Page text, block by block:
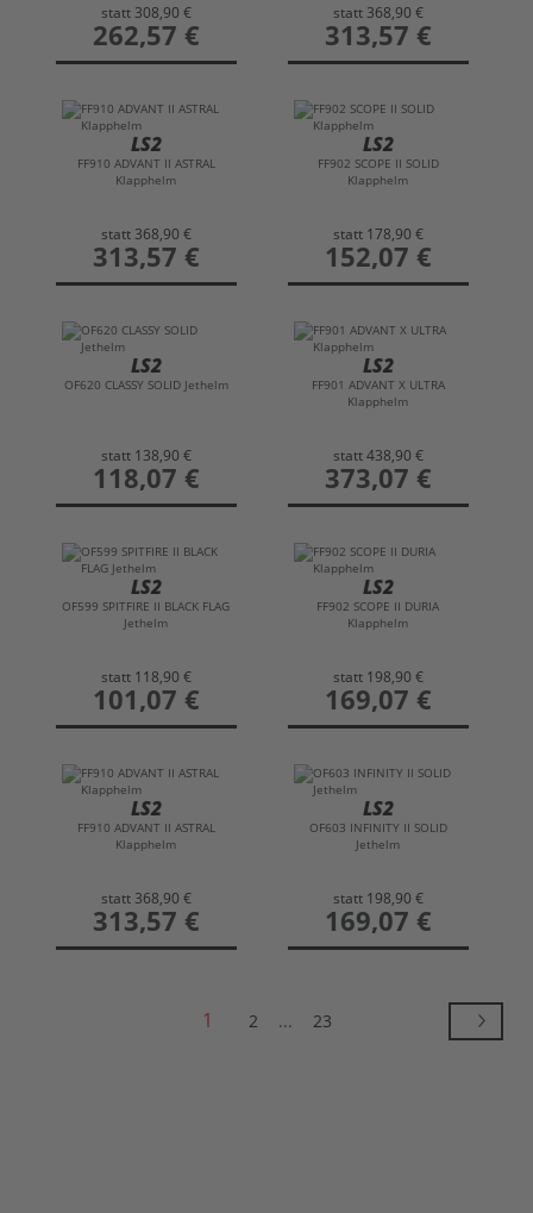
statt 308,90 €
preis
262,57 €
statt 368,90 €
preis
313,57 €
LS2
FF910 ADVANT II ASTRAL
Klapphelm
statt 368,90 €
preis
313,57 €
LS2
FF902 SCOPE II SOLID
Klapphelm
statt 178,90 €
preis
152,07 €
LS2
OF620 CLASSY SOLID Jethelm
statt 138,90 €
preis
118,07 €
LS2
FF901 ADVANT X ULTRA
Klapphelm
statt 438,90 €
preis
373,07 €
LS2
OF599 SPITFIRE II BLACK FLAG
Jethelm
statt 118,90 €
preis
101,07 €
LS2
FF902 SCOPE II DURIA
Klapphelm
statt 198,90 €
preis
169,07 €
LS2
FF910 ADVANT II ASTRAL
Klapphelm
statt 368,90 €
preis
313,57 €
LS2
OF603 INFINITY II SOLID
Jethelm
statt 198,90 €
preis
169,07 €
1 2 ... 23